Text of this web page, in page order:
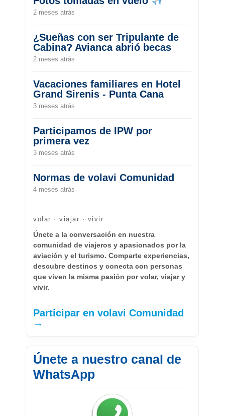
2 meses atrás
¿Sueñas con ser Tripulante de
Cabina? Avianca abrió becas
2 meses atrás
Vacaciones familiares en Hotel
Grand Sirenis - Punta Cana
3 meses atrás
Participamos de IPW por
primera vez
3 meses atrás
Normas de volavi Comunidad
4 meses atrás
volar · viajar · vivir
Únete a la conversación en nuestra
comunidad de viajeros y apasionados por la
aviación y el turismo. Comparte experiencias,
descubre destinos y conecta con personas
que viven la misma pasión por volar, viajar y
vivir.
Participar en volavi Comunidad
→
Únete a nuestro canal de
WhatsApp